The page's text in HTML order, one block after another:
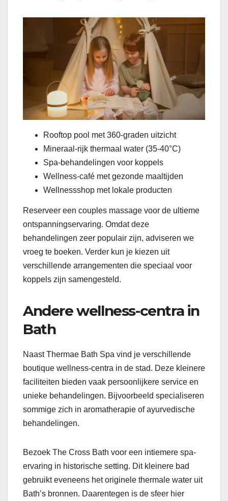
Rooftop pool met 360-graden uitzicht
Mineraal-rijk thermaal water (35-40°C)
Spa-behandelingen voor koppels
Wellness-café met gezonde maaltijden
Wellnessshop met lokale producten
Reserveer een couples massage voor de ultieme
ontspanningservaring. Omdat deze
behandelingen zeer populair zijn, adviseren we
vroeg te boeken. Verder kun je kiezen uit
verschillende arrangementen die speciaal voor
koppels zijn samengesteld.
Andere wellness-centra in
Bath
Naast Thermae Bath Spa vind je verschillende
boutique wellness-centra in de stad. Deze kleinere
faciliteiten bieden vaak persoonlijkere service en
unieke behandelingen. Bijvoorbeeld specialiseren
sommige zich in aromatherapie of ayurvedische
behandelingen.
Bezoek The Cross Bath voor een intiemere spa-
ervaring in historische setting. Dit kleinere bad
gebruikt eveneens het originele thermale water uit
Bath’s bronnen. Daarentegen is de sfeer hier